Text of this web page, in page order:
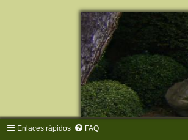
Enlaces rápidos FAQ